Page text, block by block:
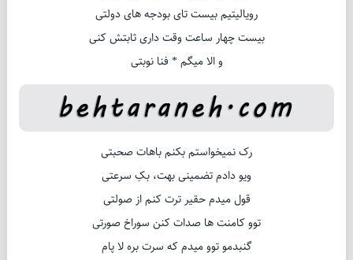
رویالیتیم بیست تای بودجه های دولتی
بیست چهار ساعت وقت داری ثابتش کنی
و الا میگم * فنا نوبتی
رک نمیخواستم بکنم باهات صحبتی
ویو دادم تضمینی بهت، بکِ سرعتی
قول میدم حقیر ترت کنم از صولتی
توو کامنت ها صدات کنن سوراخ صورتی
گنبدمو توو میدم که سرت بره لا پام